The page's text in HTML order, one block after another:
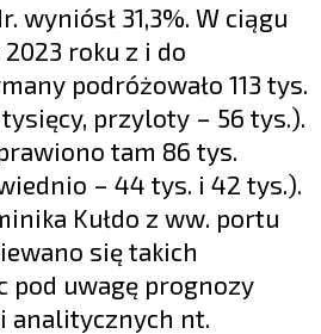
wyniósł 31,3%. W ciągu
roku z i do
podróżowało 113 tys.
przyloty – 56 tys.).
tam 86 tys.
– 44 tys. i 42 tys.).
Kułdo z ww. portu
się takich
pod uwagę prognozy
analitycznych nt.